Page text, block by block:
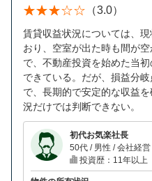
（3.0）
賃貸収益状況については、
おり、空室が出た時も間が
で、不動産投資を始めた当
できている。だが、損益分
で、長期的で安定的な収益
況だけでは判断できない。
初代お気楽社長
50代 / 男性 / 会社経営
投資歴：11年以上